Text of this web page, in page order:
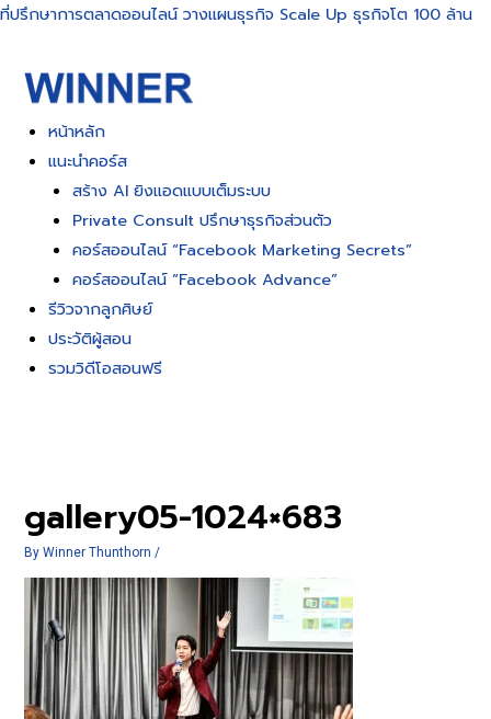
Skip
content
ที่ปรึกษาการตลาดออนไลน์ วางแผนธุรกิจ Scale Up ธุรกิจโต 100 ล้าน
หน้าหลัก
แนะนำคอร์ส
สร้าง AI ยิงแอดแบบเต็มระบบ
Private Consult ปรึกษาธุรกิจส่วนตัว
คอร์สออนไลน์ “Facebook Marketing Secrets”
คอร์สออนไลน์ “Facebook Advance”
รีวิวจากลูกศิษย์
ประวัติผู้สอน
รวมวิดีโอสอนฟรี
gallery05-1024×683
ByWinner Thunthorn /